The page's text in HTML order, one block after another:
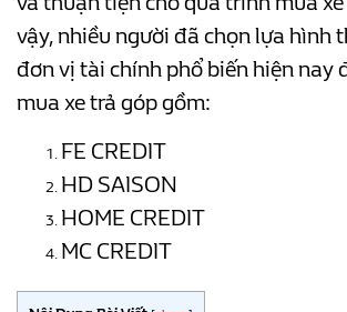
vậy, nhiều người đã chọn lựa hình
đơn vị tài chính phổ biến hiện nay
mua xe trả góp gồm:
FE CREDIT
HD SAISON
HOME CREDIT
MC CREDIT